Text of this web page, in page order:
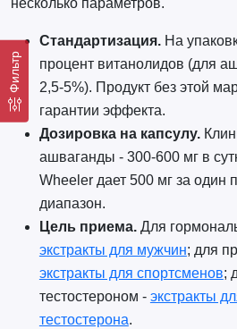
Фильтр
несколько параметров.
Стандартизация.На
процент витанолидов (для
2,5-5%). Продукт без этой
гарантии эффекта.
Дозировка на капсулу.
ашваганды - 300-600 мг в
Wheeler дает 500 мг за один
диапазон.
Цель приема.Для
экстракты для мужчин; для
экстракты для спортсменов;
тестостероном - экстракты
тестостерона.